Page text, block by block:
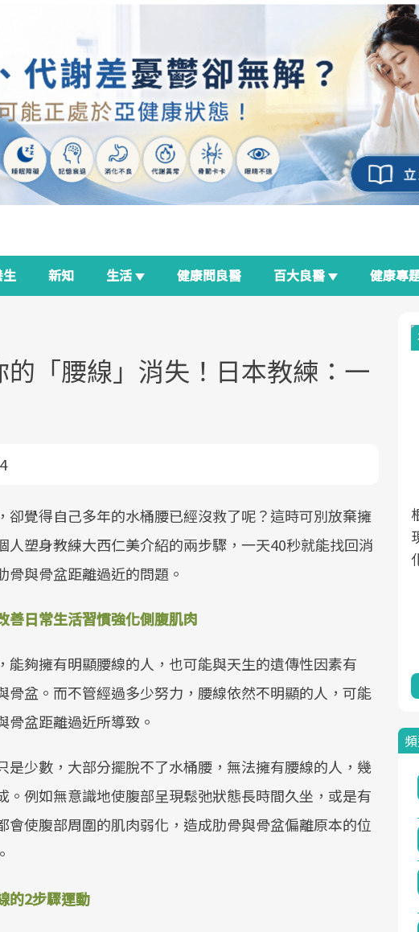
新知 生活 健康問良醫 百大良醫 健康專
「腰線」消失！日本教練：一
卻覺得自己多年的水桶腰已經沒救了呢？這時可別放棄擁
人塑身教練大西仁美介紹的兩步驟，一天40秒就能找回消
與骨盆距離過近的問題。
善日常生活習慣強化側腹肌肉
能夠擁有明顯腰線的人，也可能與天生的遺傳性因素有
骨盆。而不管經過多少努力，腰線依然不明顯的人，可能
盆距離過近所導致。
是少數，大部分擺脫不了水桶腰，無法擁有腰線的人，幾
。例如無意識地使腹部呈現鬆弛狀態長時間久坐，或是有
會使腹部周圍的肌肉弱化，造成肋骨與骨盆偏離原本的位
的2步驟運動
面對超高齡社會的浪潮，台灣正在快速
邁向「健康照護」的新時代。隨著國家
政策如「健康台灣推動委員會」與「長
照3.0」的推進，「預防醫學」已成全民
療院所的服務，更是民眾了解自身健康
前往專題
2025年，就到良醫生活祭體驗「一站式
健康新生活」，從講座、體驗到運動，
全面啟動你的健康革命！
前往專題
良醫健康網從「換季的身體變化」出
發，透過醫學觀點與日常感受的對話，
建立對亞健康的認知，進而引導實際的
改善行動。
前往專題